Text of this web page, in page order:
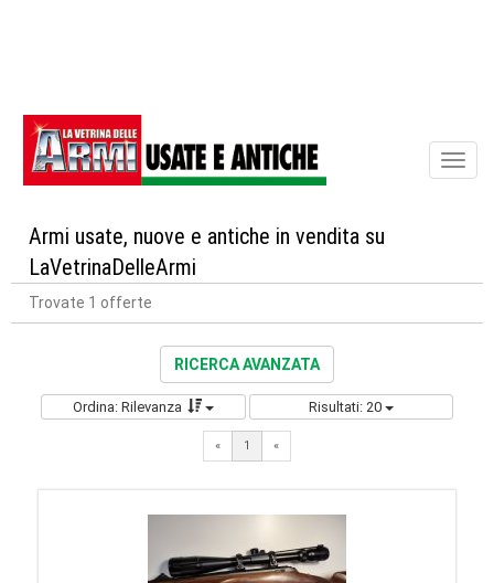
Armi usate, nuove e antiche in vendita su
LaVetrinaDelleArmi
Trovate 1 offerte
RICERCA AVANZATA
Ordina: Rilevanza Risultati: 20
« 1 «